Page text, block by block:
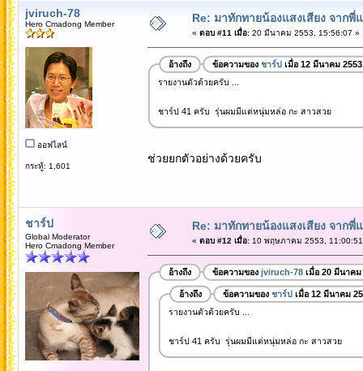
jviruch-78
Hero Cmadong Member
ออฟไลน์
กระทู้: 1,601
Re: มาทักทายน้องแสงเสียง จากพี่
« ตอบ #11 เมื่อ:20 มีนาคม 2553, 15:56:07 »
อ้างถึง ข้อความของ ชาร์ป เมื่อ 12 มีนาคม
รายงานตัวด้วยครับ ...
ชาร์ป 41 ครับ รุ่นผมมีแต่หนุ่มหล่อ กะ สาวสวย
ช่วยยกตัวอย่างด้วยครับ
ชาร์ป
Global Moderator
Hero Cmadong Member
Re: มาทักทายน้องแสงเสียง จากพี่
« ตอบ #12 เมื่อ:10 พฤษภาคม 2553,
อ้างถึง ข้อความของ jviruch-78เมื่อ 20 มีนาคม
อ้างถึง ข้อความของ ชาร์ปเมื่อ 12 มีนาคม
รายงานตัวด้วยครับ ...
ชาร์ป 41 ครับ รุ่นผมมีแต่หนุ่มหล่อ กะ สาวสวย